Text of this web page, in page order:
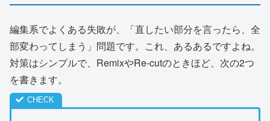
編集系でよくある失敗が、「直したい部分を言ったら、全
部変わってしまう」問題です。これ、あるあるですよね。
対策はシンプルで、RemixやRe-cutのときほど、次の2つ
を書きます。